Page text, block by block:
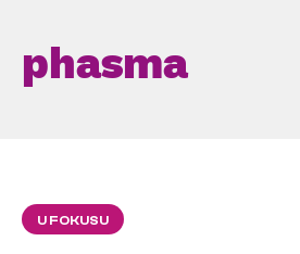
phasma
U FOKUSU